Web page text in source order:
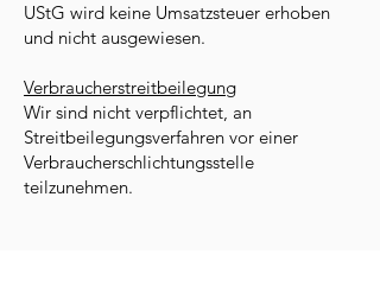
UStG wird keine Umsatzsteuer erhoben
und nicht ausgewiesen.
Verbraucherstreitbeilegung
Wir sind nicht verpflichtet, an
Streitbeilegungsverfahren vor einer
Verbraucherschlichtungsstelle
teilzunehmen.